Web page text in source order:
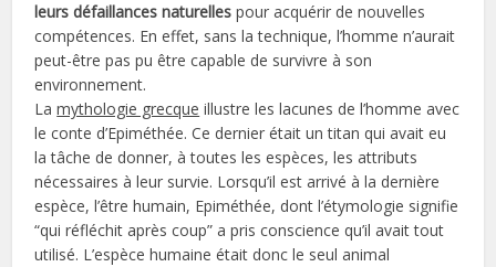
leurs défaillances naturelles pour acquérir de nouvelles
compétences. En effet, sans la technique, l’homme n’aurait
peut-être pas pu être capable de survivre à son
environnement.
Lamythologie grecque illustre les lacunes de l’homme avec
le conte d’Epiméthée. Ce dernier était un titan qui avait eu
la tâche de donner, à toutes les espèces, les attributs
nécessaires à leur survie. Lorsqu’il est arrivé à la dernière
espèce, l’être humain, Epiméthée, dont l’étymologie signifie
“qui réfléchit après coup” a pris conscience qu’il avait tout
utilisé. L’espèce humaine était donc le seul animal